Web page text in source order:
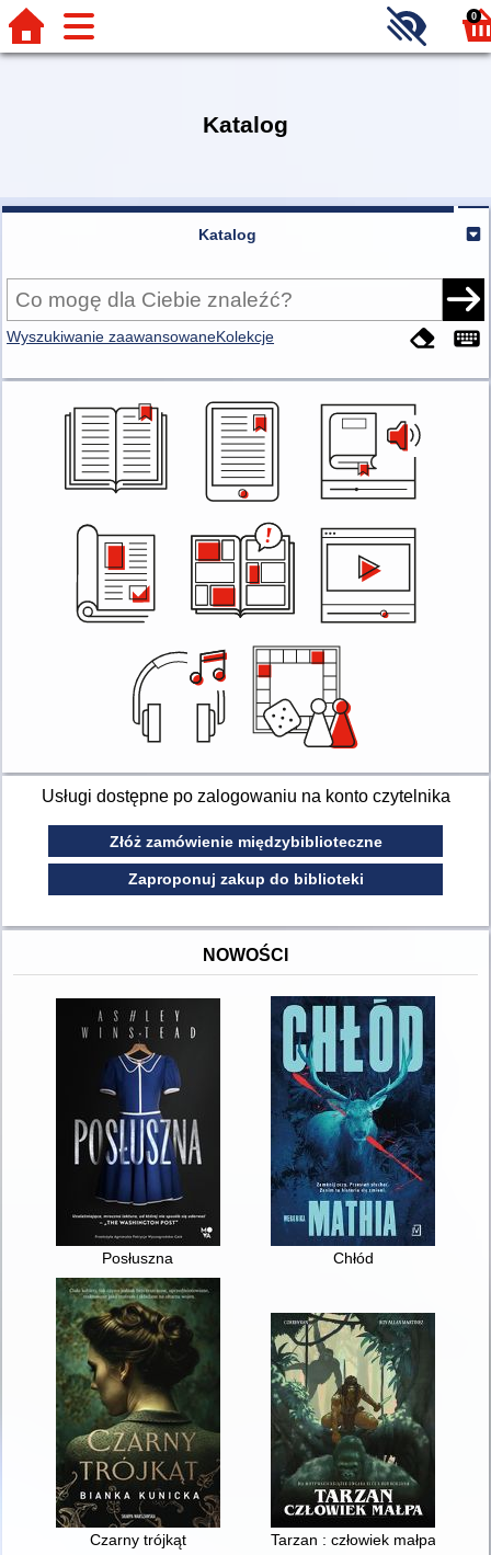
0
Katalog
Katalog
Wyszukiwanie zaawansowaneKolekcje
Usługi dostępne po zalogowaniu na konto czytelnika
Złóż zamówienie międzybiblioteczne
Zaproponuj zakup do biblioteki
NOWOŚCI
Posłuszna Chłód
Czarny trójkąt Tarzan : człowiek małpa